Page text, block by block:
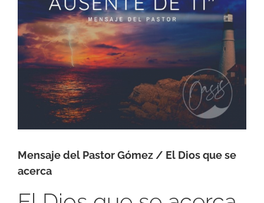
Mensaje del Pastor Gómez / El Dios que se
acerca